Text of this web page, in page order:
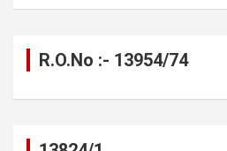
R.O.No :- 13954/74